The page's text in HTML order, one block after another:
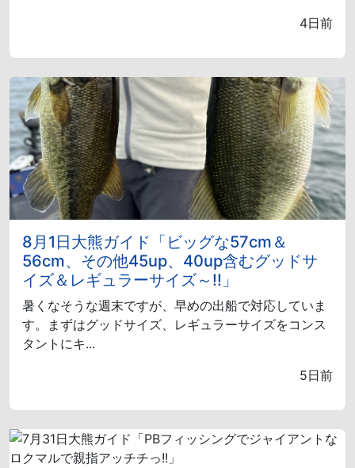
4日前
8月1日大熊ガイド「ビッグな57cm＆
56cm、その他45up、40up含むグッドサ
イズ＆レギュラーサイズ～!!」
暑くなそうな週末ですが、早めの出船で対応していま
す。まずはグッドサイズ、レギュラーサイズをコンス
タントにキ...
5日前